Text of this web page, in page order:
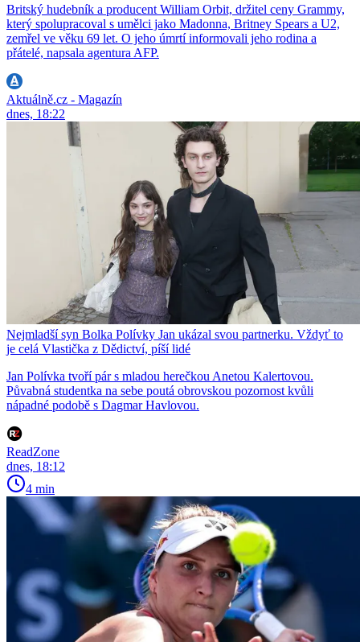
Britský hudebník a producent William Orbit, držitel ceny Grammy,
který spolupracoval s umělci jako Madonna, Britney Spears a U2,
zemřel ve věku 69 let. O jeho úmrtí informovali jeho rodina a
přátelé, napsala agentura AFP.
Aktuálně.cz - Magazín
dnes, 18:22
Nejmladší syn Bolka Polívky Jan ukázal svou partnerku. Vždyť to
je celá Vlastička z Dědictví, píší lidé
Jan Polívka tvoří pár s mladou herečkou Anetou Kalertovou.
Půvabná studentka na sebe poutá obrovskou pozornost kvůli
nápadné podobě s Dagmar Havlovou.
ReadZone
dnes, 18:12
4 min